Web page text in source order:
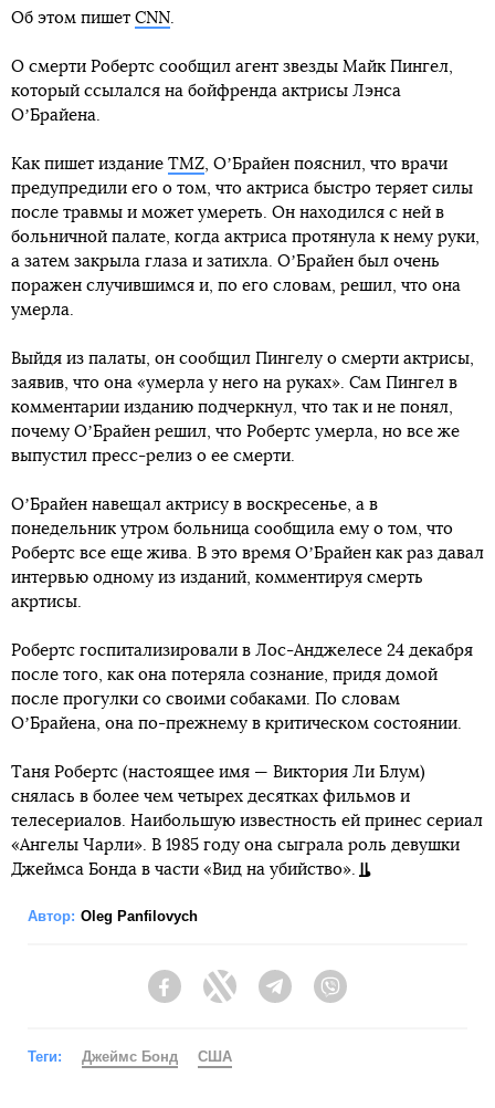
Об этом пишет CNN.
О смерти Робертс сообщил агент звезды Майк Пингел,
который ссылался на бойфренда актрисы Лэнса
ОʼБрайена.
Как пишет издание TMZ, ОʼБрайен пояснил, что врачи
предупредили его о том, что актриса быстро теряет силы
после травмы и может умереть. Он находился с ней в
больничной палате, когда актриса протянула к нему руки,
а затем закрыла глаза и затихла. ОʼБрайен был очень
поражен случившимся и, по его словам, решил, что она
умерла.
Выйдя из палаты, он сообщил Пингелу о смерти актрисы,
заявив, что она «умерла у него на руках». Сам Пингел в
комментарии изданию подчеркнул, что так и не понял,
почему ОʼБрайен решил, что Робертс умерла, но все же
выпустил пресс-релиз о ее смерти.
ОʼБрайен навещал актрису в воскресенье, а в
понедельник утром больница сообщила ему о том, что
Робертс все еще жива. В это время ОʼБрайен как раз давал
интервью одному из изданий, комментируя смерть
акртисы.
Робертс госпитализировали в Лос-Анджелесе 24 декабря
после того, как она потеряла сознание, придя домой
после прогулки со своими собаками. По словам
ОʼБрайена, она по-прежнему в критическом состоянии.
Таня Робертс (настоящее имя — Виктория Ли Блум)
снялась в более чем четырех десятках фильмов и
телесериалов. Наибольшую известность ей принес сериал
«Ангелы Чарли». В 1985 году она сыграла роль девушки
Джеймса Бонда в части «Вид на убийство».
Автор: Oleg Panfilovych
FacebookTwitter Telegram
Теги: Джеймс Бонд США